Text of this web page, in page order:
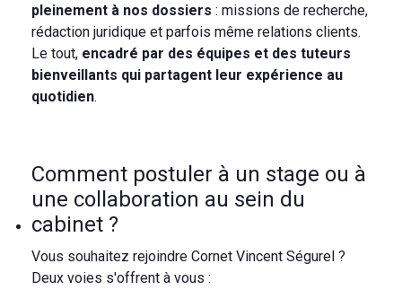
pleinement à nos dossiers : missions de recherche,
rédaction juridique et parfois même relations clients.
Le tout, encadré par des équipes et des tuteurs
bienveillants qui partagent leur expérience au
quotidien.
Comment postuler à un stage ou à
une collaboration au sein du
cabinet ?
Vous souhaitez rejoindre Cornet Vincent Ségurel ?
Deux voies s'offrent à vous :